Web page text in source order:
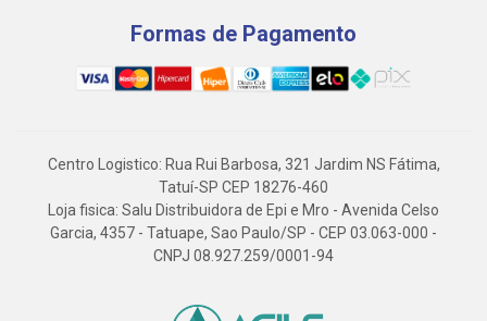
Formas de Pagamento
Centro Logistico: Rua Rui Barbosa, 321 Jardim NS Fátima,
Tatuí-SP CEP 18276-460
Loja fisica: Salu Distribuidora de Epi e Mro - Avenida Celso
Garcia, 4357 - Tatuape, Sao Paulo/SP - CEP 03.063-000 -
CNPJ 08.927.259/0001-94